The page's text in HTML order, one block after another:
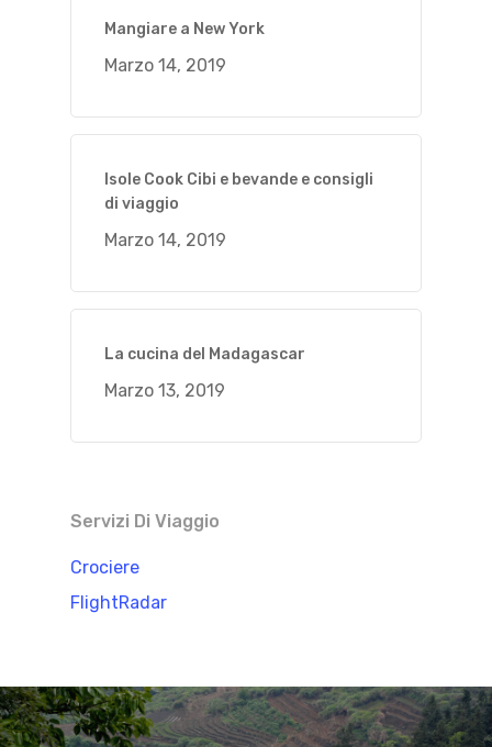
Mangiare a New York
Marzo 14, 2019
Isole Cook Cibi e bevande e consigli
di viaggio
Marzo 14, 2019
La cucina del Madagascar
Marzo 13, 2019
Servizi Di Viaggio
Crociere
FlightRadar